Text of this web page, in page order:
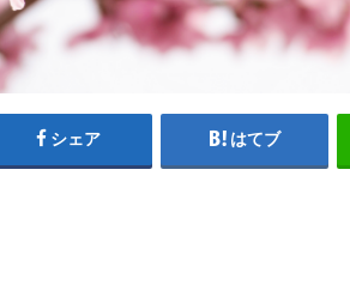
シェア はてブ